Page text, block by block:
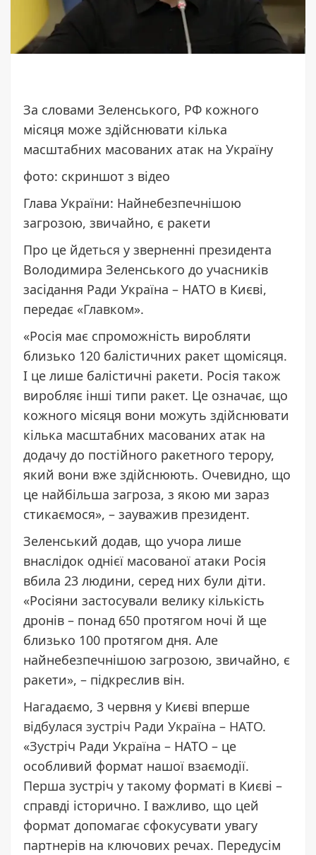
За словами Зеленського, РФ кожного
місяця може здійснювати кілька
масштабних масованих атак на Україну
фото: скриншот з відео
Глава України: Найнебезпечнішою
загрозою, звичайно, є ракети
Про це йдеться у зверненні президента
Володимира Зеленського до учасників
засідання Ради Україна – НАТО в Києві,
передає «Главком».
«Росія має спроможність виробляти
близько 120 балістичних ракет щомісяця.
І це лише балістичні ракети. Росія також
виробляє інші типи ракет. Це означає, що
кожного місяця вони можуть здійснювати
кілька масштабних масованих атак на
додачу до постійного ракетного терору,
який вони вже здійснюють. Очевидно, що
це найбільша загроза, з якою ми зараз
стикаємося», – зауважив президент.
Зеленський додав, що учора лише
внаслідок однієї масованої атаки Росія
вбила 23 людини, серед них були діти.
«Росіяни застосували велику кількість
дронів – понад 650 протягом ночі й ще
близько 100 протягом дня. Але
найнебезпечнішою загрозою, звичайно, є
ракети», – підкреслив він.
Нагадаємо, 3 червня у Києві вперше
відбулася зустріч Ради Україна – НАТО.
«Зустріч Ради Україна – НАТО – це
особливий формат нашої взаємодії.
Перша зустріч у такому форматі в Києві –
справді історично. І важливо, що цей
формат допомагає сфокусувати увагу
партнерів на ключових речах. Передусім